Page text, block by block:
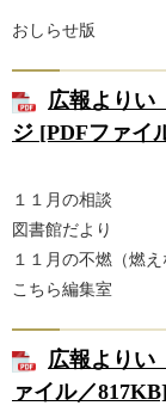
おしらせ版
広報より
ジ [PDFファイ
１１月の相談
図書館だより
１１月の不燃（燃
こちら編集室
広報よりい
ァイル／817KB]